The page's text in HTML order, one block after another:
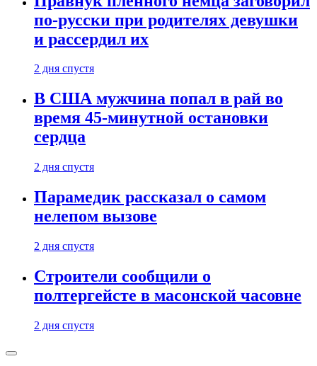
по-русски при родителях девушки
и рассердил их
2 дня спустя
В США мужчина попал в рай во
время 45-минутной остановки
сердца
2 дня спустя
Парамедик рассказал о самом
нелепом вызове
2 дня спустя
Строители сообщили о
полтергейсте в масонской часовне
2 дня спустя